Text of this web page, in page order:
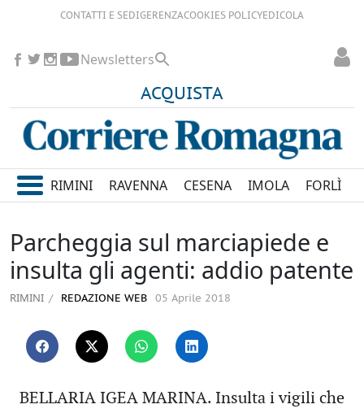
CONTATTI E SEDIGERENZACOOKIES POLICYEDICOLA
ACQUISTA
Newsletters
RIMINI RAVENNA CESENA IMOLA FORLÌ
Parcheggia sul marciapiede e
insulta gli agenti: addio patente
RIMINI REDAZIONE WEB 05 Aprile 2018
BELLARIA IGEA MARINA. Insulta i vigili che